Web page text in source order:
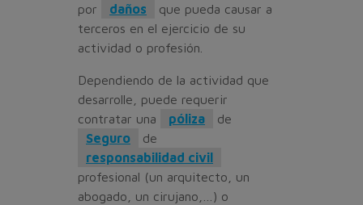
por
daños
que pueda causar a
terceros en el ejercicio de su
actividad o profesión.
Dependiendo de la actividad que
desarrolle, puede requerir
contratar una
póliza
de
Seguro
de
responsabilidad civil
profesional (un arquitecto, un
abogado, un cirujano,…) o